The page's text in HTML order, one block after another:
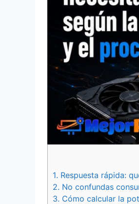
1. Respuesta rápida:
2. No confundas
3. Cómo calcular la